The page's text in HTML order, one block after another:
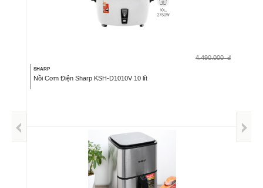
4.490.000 đ
SHARP
Nồi Cơm Điện Sharp KSH-D1010V 10 lít